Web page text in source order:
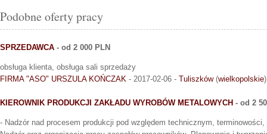
Podobne oferty pracy
SPRZEDAWCA - od 2 000 PLN
obsługa klienta, obsługa sali sprzedaży
FIRMA "ASO" URSZULA KOŃCZAK - 2017-02-06 - Tuliszków(wielkopolskie)
KIEROWNIK PRODUKCJI ZAKŁADU WYROBÓW METALOWYCH - od 2
- Nadzór nad procesem produkcji pod względem technicznym,